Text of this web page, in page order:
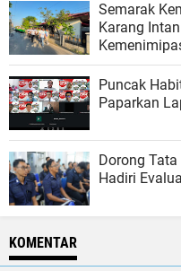
Semarak
Karang
Puncak
Paparkan
Dorong
Hadiri
KOMENTAR